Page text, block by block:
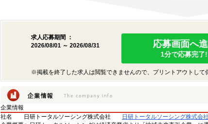
求人応募期間 ：
2026/08/01 ～ 2026/08/31
応募画面へ
1分で応募完了
※掲載を終了した求人は閲覧できませんので、プリントアウトして
企業情報
社名
日研トータルソーシング株式会社
日研トータルソーシング株式会